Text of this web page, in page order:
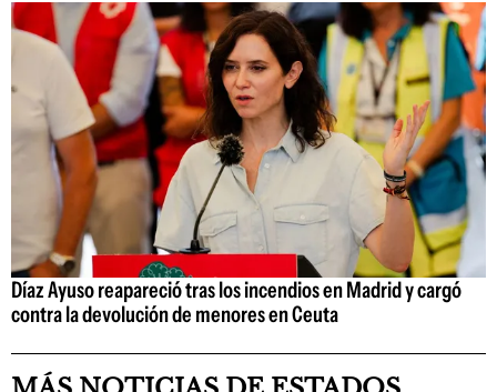
Díaz Ayuso reapareció tras los incendios en Madrid y cargó
contra la devolución de menores en Ceuta